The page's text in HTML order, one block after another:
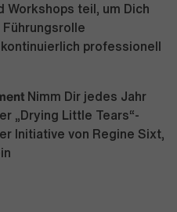
Workshops teil, um Dich
Führungsrolle
professionell
Nimm Dir jedes Jahr
„Drying Little Tears“-
Initiative von Regine Sixt,